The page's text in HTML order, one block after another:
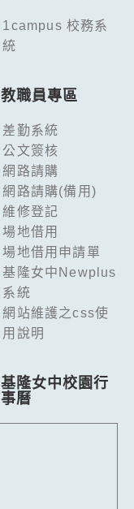
1campus 校務系
統
教職員專區
差勤系統
公文簽核
網路請購
網路請購(備用)
維修登記
場地借用
場地借用申請單
基隆女中Newplus
系統
網站維護之css使
用說明
基隆女中校園行
事曆